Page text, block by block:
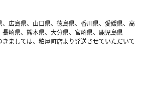
広島県、山口県、徳島県、香川県、愛媛県、高
崎県、熊本県、大分県、宮崎県、鹿児島県
ましては、粕屋町店より発送させていただいて